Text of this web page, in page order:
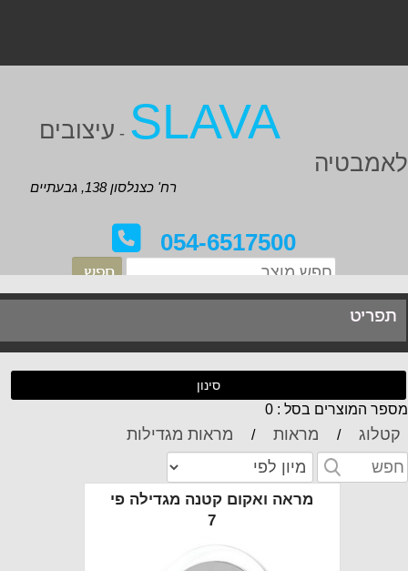
SLAVA
- עיצובים
רח' כצנלסון 138, גבעתיים
054-6517500
תפריט
סינון
המוצרים בסל : 0
קטלוג / מראות / מראות מגדילות
מראה ואקום קטנה מגדילה פי
7